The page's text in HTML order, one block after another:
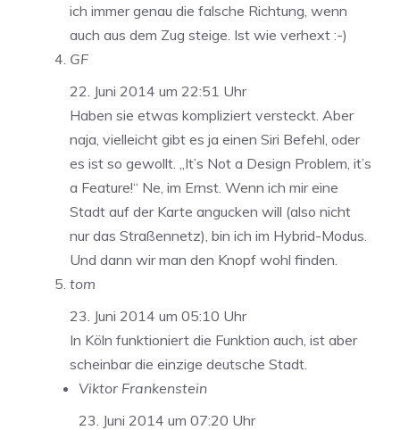
ich immer genau die falsche Richtung, wenn
auch aus dem Zug steige. Ist wie verhext :-)
GF
22. Juni 2014 um 22:51 Uhr
Haben sie etwas kompliziert versteckt. Aber
naja, vielleicht gibt es ja einen Siri Befehl, oder
es ist so gewollt. „It’s Not a Design Problem, it’s
a Feature!“ Ne, im Ernst. Wenn ich mir eine
Stadt auf der Karte angucken will (also nicht
nur das Straßennetz), bin ich im Hybrid-Modus.
Und dann wir man den Knopf wohl finden.
tom
23. Juni 2014 um 05:10 Uhr
In Köln funktioniert die Funktion auch, ist aber
scheinbar die einzige deutsche Stadt.
Viktor Frankenstein
23. Juni 2014 um 07:20 Uhr